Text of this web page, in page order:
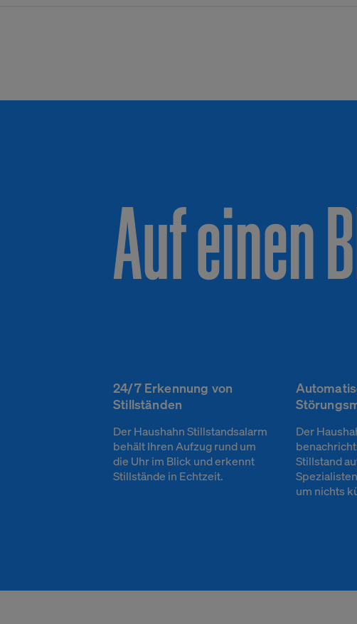
Auf einen
24/7 Erkennung von
Stillständen
Der Haushahn Stillstandsalarm
behält Ihren Aufzug rund um
die Uhr im Blick und erkennt
Stillstände in Echtzeit.
Der
Stillstand
um nichts